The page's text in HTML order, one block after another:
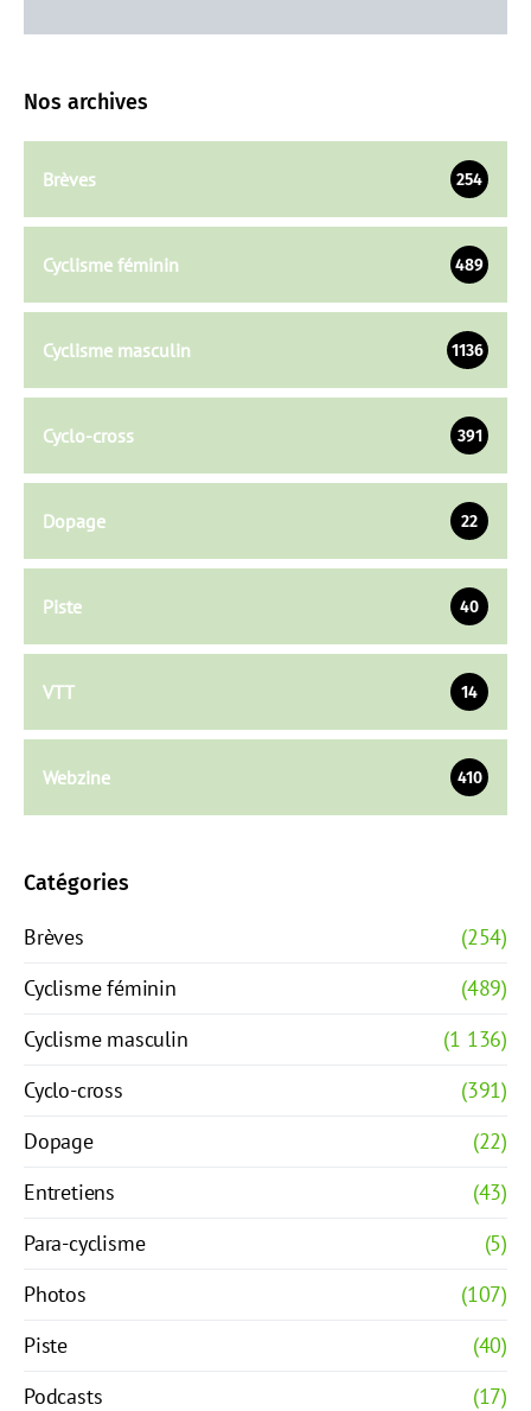
Nos archives
Brèves 254
Cyclisme féminin 489
Cyclisme masculin 1136
Cyclo-cross 391
Dopage 22
Piste 40
VTT 14
Webzine 410
Catégories
Brèves
(254)
Cyclisme féminin
(489)
Cyclisme masculin
(1 136)
Cyclo-cross
(391)
Dopage
(22)
Entretiens
(43)
Para-cyclisme
(5)
Photos
(107)
Piste
(40)
Podcasts
(17)